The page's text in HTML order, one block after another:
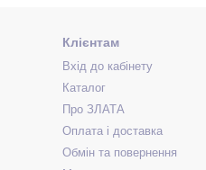
Клієнтам
Вхід до кабінету
Каталог
Про ЗЛАТА
Оплата і доставка
Обмін та повернення